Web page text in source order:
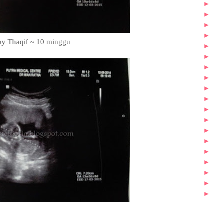
Thaqif ~ 10 minggu
►
►
►
►
►
►
►
►
►
►
►
►
►
►
►
►
►
►
►